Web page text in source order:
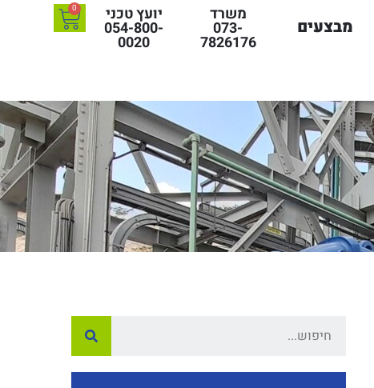
מבצעים
משרד
073-
7826176
יועץ טכני
054-800-
0020
0